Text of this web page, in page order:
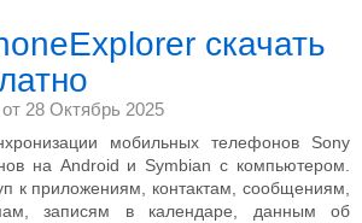
скачать
28 Октябрь 2025
мобильных телефонов Sony
на Android и Symbian с компьютером.
к приложениям, контактам, сообщениям,
записям в календаре, данным об